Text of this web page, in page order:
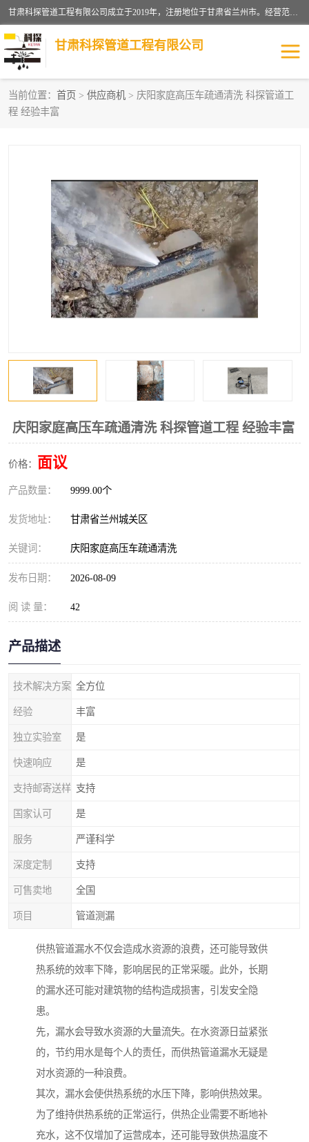
甘肃科探管道工程有限公司成立于2019年，注册地位于甘肃省兰州市。经营范围包括管道安装、清洗、疏通、维修、检测，防水工程，工程钻孔，化粪池清理，暖气安装，给排水管道安装维修，室内外管道如消防、供水、供热管道漏水检测定位，室内外防水堵漏等。
甘肃科探管道工程有限公司
当前位置： 首页 > 供应商机 > 庆阳家庭高压车疏通清洗 科探管道工
程 经验丰富
庆阳家庭高压车疏通清洗 科探管道工程 经验丰富
价格： 面议
产品数量： 9999.00个
发货地址： 甘肃省兰州城关区
关键词： 庆阳家庭高压车疏通清洗
发布日期： 2026-08-09
阅 读 量： 42
产品描述
技术解决方案 全方位
经验 丰富
独立实验室 是
快速响应 是
支持邮寄送样 支持
国家认可 是
服务 严谨科学
深度定制 支持
可售卖地 全国
项目 管道测漏
供热管道漏水不仅会造成水资源的浪费，还可能导致供
热系统的效率下降，影响居民的正常采暖。此外，长期
的漏水还可能对建筑物的结构造成损害，引发安全隐
患。
先，漏水会导致水资源的大量流失。在水资源日益紧张
的，节约用水是每个人的责任，而供热管道漏水无疑是
对水资源的一种浪费。
其次，漏水会使供热系统的水压下降，影响供热效果。
为了维持供热系统的正常运行，供热企业需要不断地补
充水，这不仅增加了运营成本，还可能导致供热温度不
管道安装维修
供热管道漏水 排水管道漏水
自来水管漏水 管道疏通
高压车疏通清淤